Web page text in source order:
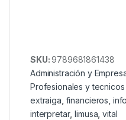
SKU:9789681861438
Administración y
Profesionales y tecnicos
extraiga financieros
interpretar,limusa ,vital